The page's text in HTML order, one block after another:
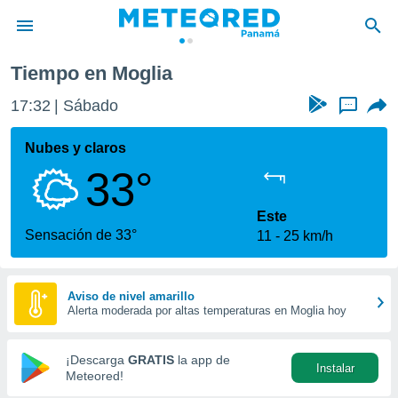
de
ha
calidad.
a este
las
y
forma
digital
basada
Tiempo en Moglia
17:32 Sábado ...
Nubes y claros
33°
Sensación de 33°
Este
11
25 km/h
Aviso de nivel amarillo
Alerta moderada por altas temperaturas en Moglia hoy
¡Descarga GRATIS la app de
Meteored!
Instalar